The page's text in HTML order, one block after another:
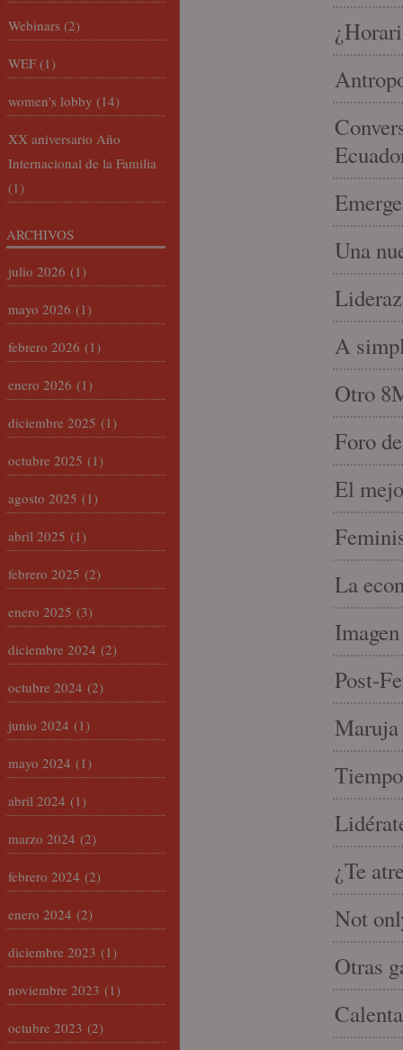
Una
A
Otro
Foro
El
La
Post-
Maruja
¿Te
Not
Otras
Webinars (2)
WEF (1)
women's lobby (14)
XX aniversario Año
Internacional de la Familia
(1)
ARCHIVOS
julio 2026 (1)
mayo 2026 (1)
febrero 2026 (1)
enero 2026 (1)
diciembre 2025 (1)
octubre 2025 (1)
agosto 2025 (1)
abril 2025 (1)
febrero 2025 (2)
enero 2025 (3)
diciembre 2024 (2)
octubre 2024 (2)
junio 2024 (1)
mayo 2024 (1)
abril 2024 (1)
marzo 2024 (2)
febrero 2024 (2)
enero 2024 (2)
diciembre 2023 (1)
noviembre 2023 (1)
octubre 2023 (2)